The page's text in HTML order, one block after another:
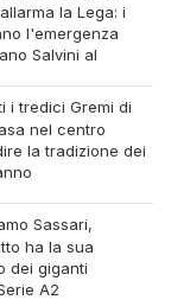
la Lega: i
l'emergenza
Salvini al
i tredici Gremi di
nel centro
la tradizione dei
Sassari,
ha la sua
dei giganti
A2